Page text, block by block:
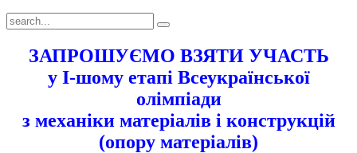
ЗАПРОШУЄМО ВЗЯТИ УЧАСТЬ
у І-шому етапі Всеукраїнської
олімпіади
з механіки матеріалів і конструкцій
(опору матеріалів)